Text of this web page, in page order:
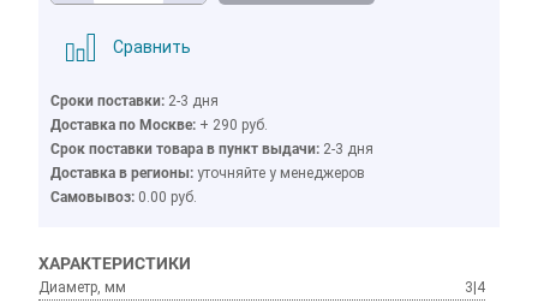
Сравнить
Сроки поставки: 2-3 дня
Доставка по Москве: + 290 руб.
Cрок поставки товара в пункт выдачи: 2-3 дня
Доставка в регионы: уточняйте у менеджеров
Cамовывоз: 0.00 руб.
ХАРАКТЕРИСТИКИ
Диаметр, мм
3|4